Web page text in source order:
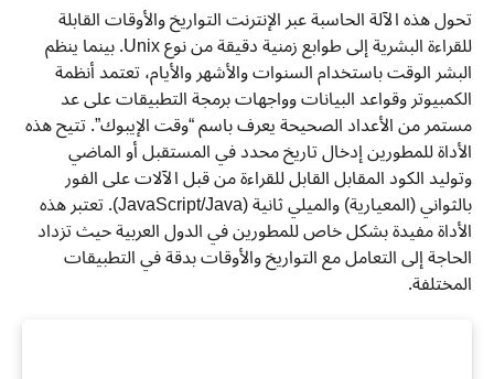
تحول هذه الآلة الحاسبة عبر الإنترنت التواريخ والأوقات القابلة
للقراءة البشرية إلى طوابع زمنية دقيقة من نوع Unix. بينما ينظم
البشر الوقت باستخدام السنوات والأشهر والأيام، تعتمد أنظمة
الكمبيوتر وقواعد البيانات وواجهات برمجة التطبيقات على عد
مستمر من الأعداد الصحيحة يعرف باسم “وقت الإيبوك”. تتيح هذه
الأداة للمطورين إدخال تاريخ محدد في المستقبل أو الماضي
وتوليد الكود المقابل القابل للقراءة من قبل الآلات على الفور
بالثواني (المعيارية) والميلي ثانية (JavaScript/Java). تعتبر هذه
الأداة مفيدة بشكل خاص للمطورين في الدول العربية حيث تزداد
الحاجة إلى التعامل مع التواريخ والأوقات بدقة في التطبيقات
المختلفة.